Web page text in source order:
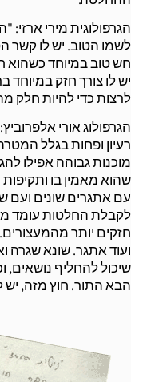
הגרפולוגית מירי
לשמו הטוב. יש לו קשר
חש טוב במיוחד
יש לו צורך חזק במיוחד
לרצות כדי להיות חלק
הגרפולוג אורי
רעיון ופחות בגלל
מוכנות גבוהה אפילו
שהוא מאמין בו ותקיפות
עם אתגרים שונים ועם
לקבלת החלטות עומד
חזקים יותר
ועוד אתגר. שונא שגרה
שיכול להחליף
הבא התור. חוץ מזה, יש